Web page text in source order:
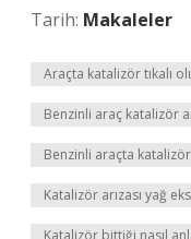
Tarih: Makaleler
Araçta katalizör tıkalı
Benzinli araç katalizör
Benzinli araçta
Katalizör arızası yağ
Katalizör bittiği nasıl